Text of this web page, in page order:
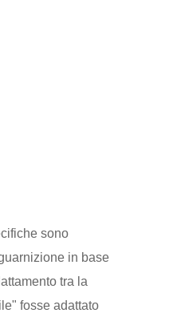
sono
in base
tra la
fosse adattato